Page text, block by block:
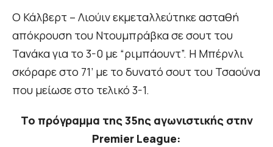
Ο Κάλβερτ – Λιούιν εκμεταλλεύτηκε ασταθή
απόκρουση του Ντουμπράβκα σε σουτ του
Τανάκα για το 3-0 με “ριμπάουντ”. Η Μπέρνλι
σκόραρε στο 71’ με το δυνατό σουτ του Τσαούνα
που μείωσε στο τελικό 3-1.
Το πρόγραμμα της 35ης αγωνιστικής στην
Premier League: